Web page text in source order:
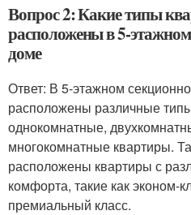
Вопрос 2: Какие типы
расположены в 5-
доме
Ответ: В 5-этажном
расположены различные
однокомнатные,
многокомнатные квартиры.
расположены квартиры с
комфорта, такие как эконом-
премиальный класс.